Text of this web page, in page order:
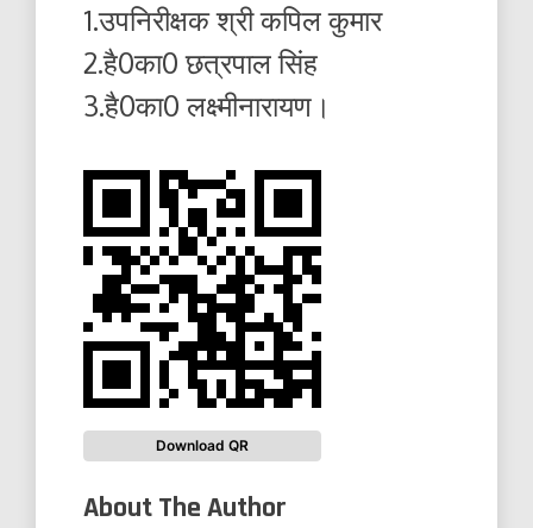
1.उपनिरीक्षक श्री कपिल कुमार
2.है0का0 छत्रपाल सिंह
3.है0का0 लक्ष्मीनारायण।
Download QR
About The Author